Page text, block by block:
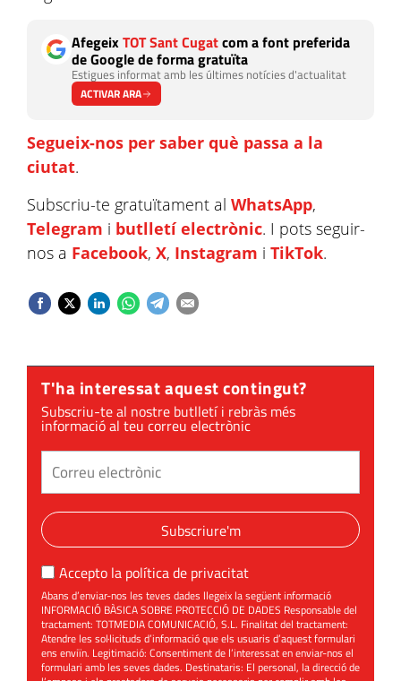
AfegeixTOT Sant Cugatcom a font preferida
de Google de forma gratuïta
Estigues informat amb les últimes notícies d'actualitat
ACTIVAR ARA
Segueix-nos per saber què passa a la
ciutat.
Subscriu-te gratuïtament al WhatsApp,
Telegram i butlletí electrònic. I pots seguir-
nos a Facebook, X, Instagram i TikTok.
T'ha interessat aquest contingut?
Subscriu-te al nostre butlletí i rebràs més
informació al teu correu electrònic
Subscriure'm
Accepto la política de privacitat
Abans d’enviar-nos les teves dades llegeix la següent informació
INFORMACIÓ BÀSICA SOBRE PROTECCIÓ DE DADES Responsable del
tractament: TOTMEDIA COMUNICACIÓ, S.L. Finalitat del tractament:
Atendre les sol·licituds d’informació que els usuaris d’aquest formulari
ens enviïn. Legitimació: Consentiment de l’interessat en enviar-nos el
formulari amb les seves dades. Destinataris: El personal, la direcció de